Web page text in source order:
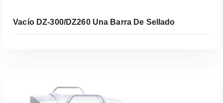
Vacío DZ-300/DZ260 Una Barra De Sellado